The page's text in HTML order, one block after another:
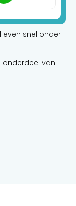
even snel onder
onderdeel van